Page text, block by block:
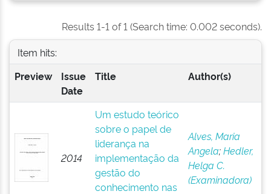
Results 1-1 of 1 (Search time: 0.002 seconds).
Item hits:
Preview
Issue
Date
Title Author(s)
2014
Um estudo teórico
sobre o papel de
liderança na
implementação da
gestão do
conhecimento nas
Alves, Maria
Angela;Hedler,
Helga C.
(Examinadora)